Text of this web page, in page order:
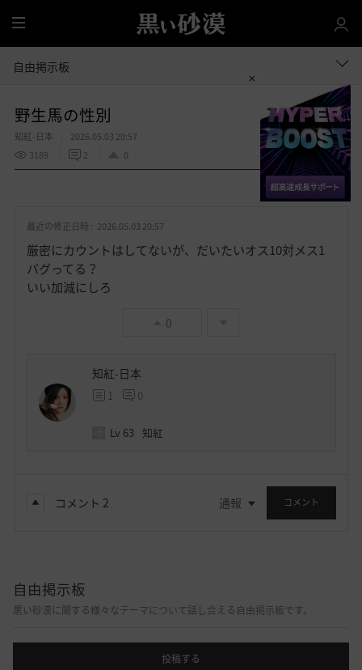
全
体
自由掲示板
野生馬の性別
知紅-日本
2026.05.03 20:57
3189
2 0
お
入
共有する
最近の修正日時 : 2026.05.03 20:57
厳密にカウントはしてないが、だいたいオス10対メス1
バグってる？
いい加減にしろ
0
知紅-日本
1 0
Lv 63 知紅
コメント 2 通報 コメント
自由掲示板
黒い砂漠に関する様々なテーマについて話し合える自由掲示板です。
投稿する